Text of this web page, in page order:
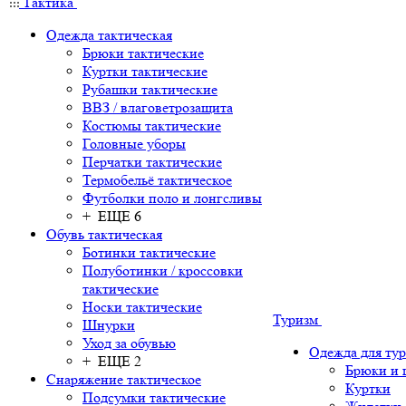
Одежда тактическая
Брюки тактические
Куртки тактические
Рубашки тактические
ВВЗ / влаговетрозащита
Костюмы тактические
Головные уборы
Перчатки тактические
Термобельё тактическое
Футболки поло и лонгсливы
+ ЕЩЕ 6
Обувь тактическая
Ботинки тактические
Полуботинки / кроссовки
тактические
Носки тактические
Шнурки
Уход за обувью
+ ЕЩЕ 2
Снаряжение тактическое
Подсумки тактические
Туризм
Одежда для
Брюки и
Куртки